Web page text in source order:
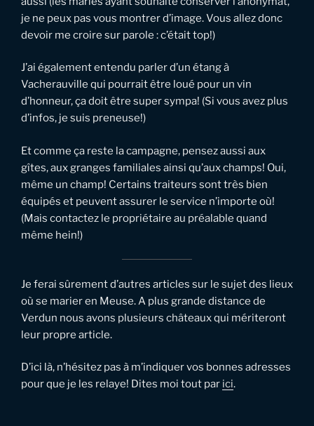
je ne peux pas vous montrer d’image. Vous allez donc
devoir me croire sur parole : c’était top!)
J’ai également entendu parler d’un étang à
Vacherauville qui pourrait être loué pour un vin
d’honneur, ça doit être super sympa! (Si vous avez plus
d’infos, je suis preneuse!)
Et comme ça reste la campagne, pensez aussi aux
gîtes, aux granges familiales ainsi qu’aux champs! Oui,
même un champ! Certains traiteurs sont très bien
équipés et peuvent assurer le service n’importe où!
(Mais contactez le propriétaire au préalable quand
même hein!)
Je ferai sûrement d’autres articles sur le sujet des lieux
où se marier en Meuse. A plus grande distance de
Verdun nous avons plusieurs châteaux qui mériteront
leur propre article.
D’ici là, n’hésitez pas à m’indiquer vos bonnes adresses
pour que je les relaye! Dites moi tout par ici.